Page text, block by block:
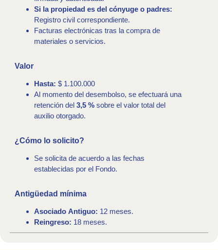
Si la propiedad es del cónyuge o padres:
Registro civil correspondiente.
Facturas electrónicas tras la compra de
materiales o servicios.
Valor
Hasta: $ 1.100.000
Al momento del desembolso, se efectuará una
retención del 3,5 % sobre el valor total del
auxilio otorgado.
¿Cómo lo solicito?
Se solicita de acuerdo a las fechas
establecidas por el Fondo.
Antigüedad mínima
Asociado Antiguo: 12 meses.
Reingreso: 18 meses.